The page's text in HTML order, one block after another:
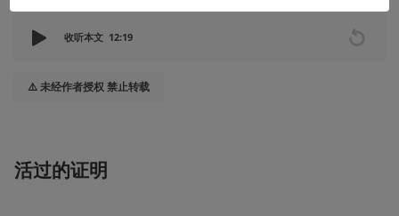
收听本文 12:19
⚠️ 未经作者授权 禁止转载
活过的证明